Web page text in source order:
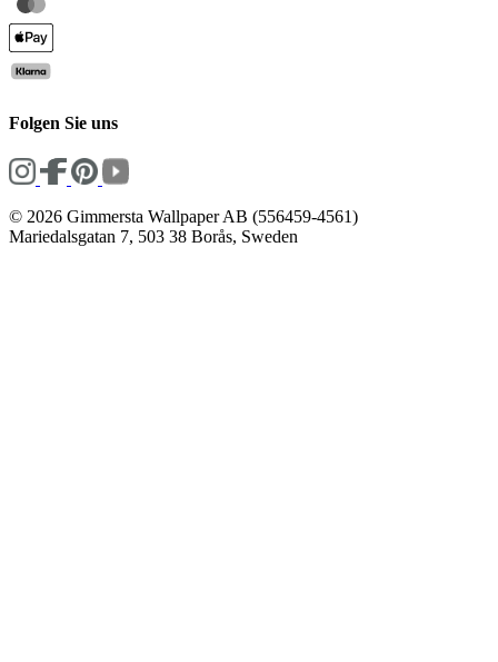
Folgen Sie uns
© 2026 Gimmersta Wallpaper AB (556459-4561)
Mariedalsgatan 7, 503 38 Borås, Sweden